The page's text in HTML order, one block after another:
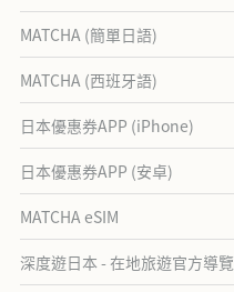
MATCHA (簡單日語)
MATCHA (西班牙語)
日本優惠券APP (iPhone)
日本優惠券APP (安卓)
MATCHA eSIM
深度遊日本 - 在地旅遊官方導覽